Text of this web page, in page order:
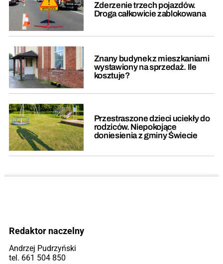
Zderzenie trzech pojazdów.
Droga całkowicie zablokowana
Znany budynek z mieszkaniami
wystawiony na sprzedaż. Ile
kosztuje?
Przestraszone dzieci uciekły do
rodziców. Niepokojące
doniesienia z gminy Świecie
Redaktor naczelny
Andrzej Pudrzyński
tel. 661 504 850